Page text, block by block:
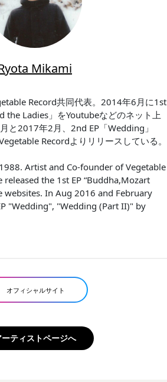
Mikami
Record共同代表。2014年6月に1st
the Ladies」をYoutubeなどのネット上
と2017年2月、2nd EP「Wedding」
Recordよりリリースしている。
Artist and Co-founder of Vegetable
released the 1st EP “Buddha,Mozart
websites. In Aug 2016 and February
"Wedding", "Wedding (Part II)" by
オフィシャルサイト
ーティストページへ